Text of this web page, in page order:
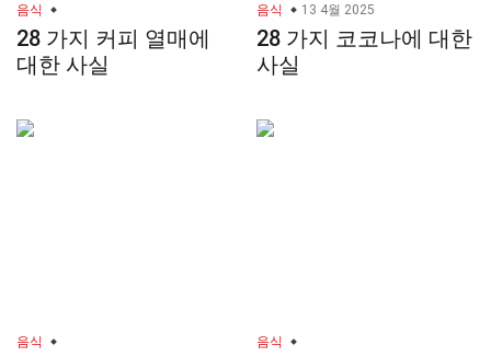
음식
28 가지 커피 열매에
대한 사실
음식 13 4월 2025
28 가지 코코나에 대한
사실
음식 음식